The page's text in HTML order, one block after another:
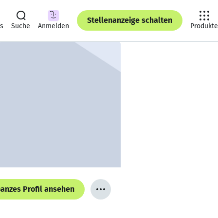
Suche Anmelden
Stellenanzeige schalten
Produkte
Profil ansehen